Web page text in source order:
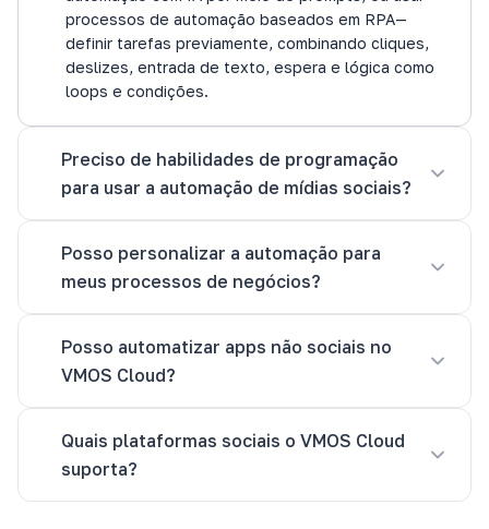
processos de automação baseados em RPA—
definir tarefas previamente, combinando cliques,
deslizes, entrada de texto, espera e lógica como
loops e condições.
Preciso de habilidades de programação
para usar a automação de mídias sociais?
Posso personalizar a automação para
meus processos de negócios?
Posso automatizar apps não sociais no
VMOS Cloud?
Quais plataformas sociais o VMOS Cloud
suporta?